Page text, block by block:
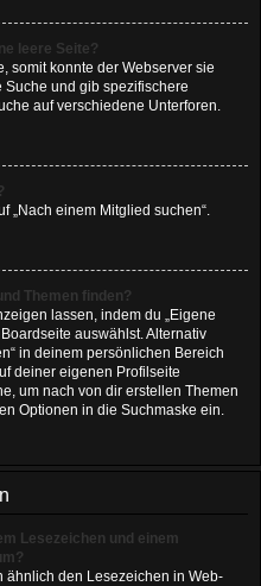
leere Seite?
somit konnte der Webserver sie
und gib spezifischere
auf verschiedene Unterforen.
„Nach einem Mitglied suchen“.
Themen finden?
lassen, indem du „Eigene
auswählst. Alternativ
in deinem persönlichen Bereich
deiner eigenen Profilseite
um nach von dir erstellen Themen
Optionen in die Suchmaske ein.
Lesezeichen und einem
ähnlich den Lesezeichen in Web-